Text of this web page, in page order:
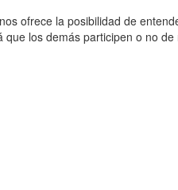
ofrece la posibilidad de
que los demás participen o no de